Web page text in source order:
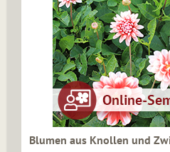
Blumen aus Knollen und